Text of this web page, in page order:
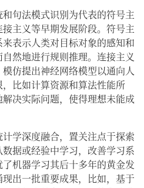
句法模式识别为代表的符号主
主义等早期发展阶段。符号主
表示人类对目标对象的感知和
然地进行规则推理。连接主义
仿提出神经网络模型以通向人
，比如计算资源和算法性能所
决实际问题，使得理想未能成
计学深度融合，置关注点于探索
据或经验中学习，改善学习系
机器学习其后十多年的黄金发
出一批重要成果，比如，基于